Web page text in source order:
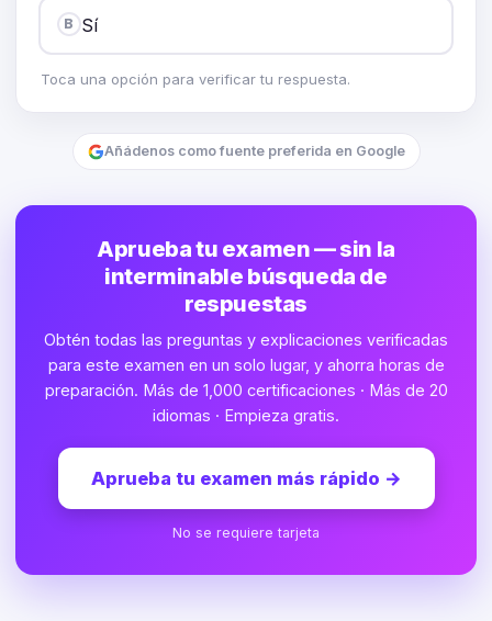
B Sí
Toca una opción para verificar tu respuesta.
Añádenos como fuente preferida en Google
Aprueba tu examen — sin la
interminable búsqueda de
respuestas
Obtén todas las preguntas y explicaciones verificadas
para este examen en un solo lugar, y ahorra horas de
preparación. Más de 1,000 certificaciones · Más de 20
idiomas · Empieza gratis.
Aprueba tu examen más rápido →
No se requiere tarjeta